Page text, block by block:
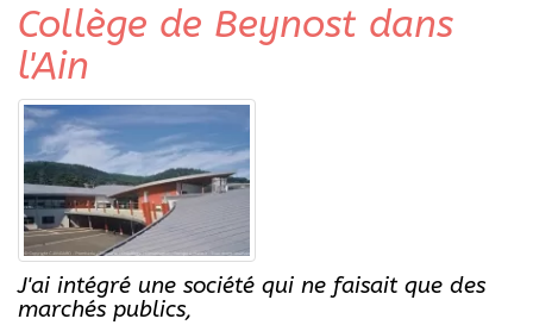
Collège de Beynost dans
l'Ain
J'ai intégré une société qui ne faisait que des
marchés publics,